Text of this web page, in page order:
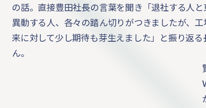
の話。直接豊田社長の言葉を聞き「退社する人と
異動する人、各々の踏ん切りがつきましたが、工
来に対して少し期待も芽生えました」と振り返る
ん。